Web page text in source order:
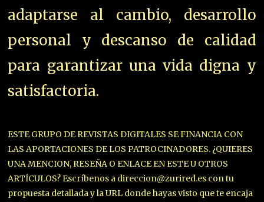
adaptarse al cambio, desarrollo
personal y descanso de calidad
para garantizar una vida digna y
satisfactoria.
ESTE GRUPO DE REVISTAS DIGITALES SE FINANCIA CON
LAS APORTACIONES DE LOS PATROCINADORES. ¿QUIERES
UNA MENCION, RESEÑA O ENLACE EN ESTE U OTROS
ARTÍCULOS? Escríbenos a direccion@zurired.es con tu
propuesta detallada y la URL donde hayas visto que te encaja